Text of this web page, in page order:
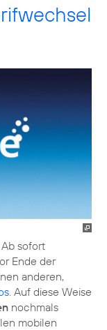
Ab sofort
Ende der
anderen,
. Auf diese Weise
nochmals
mobilen